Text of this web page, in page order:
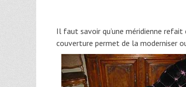
Il faut savoir qu’une méridienne
couverture permet de la moderniser